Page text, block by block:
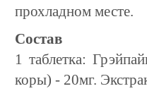
прохладном месте.
Состав
1 таблетка:
коры) - 20мг.